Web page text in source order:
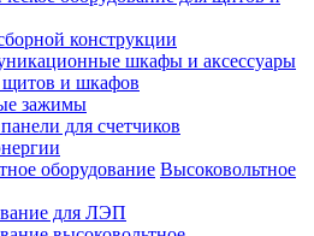
конструкции
шкафы и аксессуары
щитов и шкафов
зажимы
для счетчиков
Высоковольтное
для ЛЭП